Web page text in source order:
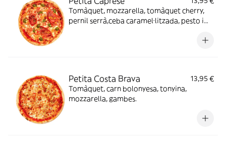
Tomàquet, mozzarella, tomàquet cherry,
pernil serrà,ceba caramel·litzada, pesto i
Petita Costa Brava
13,95 €
Tomàquet, carn bolonyesa, tonyina,
mozzarella, gambes.